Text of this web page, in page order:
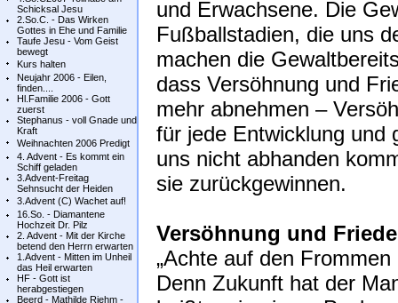
Schicksal Jesu
2.So.C. - Das Wirken
Gottes in Ehe und Familie
Taufe Jesu - Vom Geist
bewegt
Kurs halten
Neujahr 2006 - Eilen,
finden....
Hl.Familie 2006 - Gott
zuerst
Stephanus - voll Gnade und
Kraft
Weihnachten 2006 Predigt
4. Advent - Es kommt ein
Schiff geladen
3.Advent-Freitag
Sehnsucht der Heiden
3.Advent (C) Wachet auf!
16.So. - Diamantene
Hochzeit Dr. Pilz
2. Advent - Mit der Kirche
betend den Herrn erwarten
1.Advent - Mitten im Unheil
das Heil erwarten
HF - Gott ist
herabgestiegen
Beerd - Mathilde Riehm -
und Erwachsene. Die
Fußballstadien, die uns
machen die
dass Versöhnung und
mehr abnehmen –
für jede Entwicklung und
uns nicht abhanden
sie zurückgewinnen.
Versöhnung und
„Achte auf den
Denn Zukunft hat der